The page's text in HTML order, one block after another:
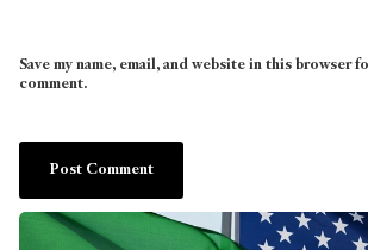
Save my name, email, and website in this browser
comment.